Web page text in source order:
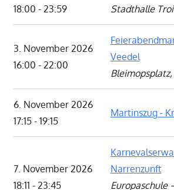
18:00 - 23:59
Stadthalle
3. November 2026
16:00 - 22:00
Veedel
6. November 2026
17:15 - 19:15
Martinszug -
7. November 2026
18:11 - 23:45
Narrenzunft
Europaschule